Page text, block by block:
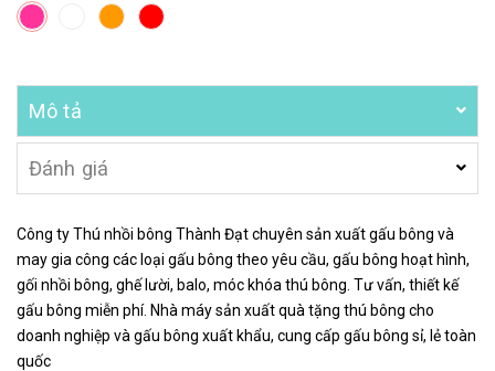
Mô tả
Đánh giá
Công ty Thú nhồi bông Thành Đạt chuyên sản xuất gấu bông và
may gia công các loại gấu bông theo yêu cầu, gấu bông hoạt hình,
gối nhồi bông, ghế lười, balo, móc khóa thú bông. Tư vấn, thiết kế
gấu bông miễn phí. Nhà máy sản xuất quà tặng thú bông cho
doanh nghiệp và gấu bông xuất khẩu, cung cấp gấu bông sỉ, lẻ toàn
quốc